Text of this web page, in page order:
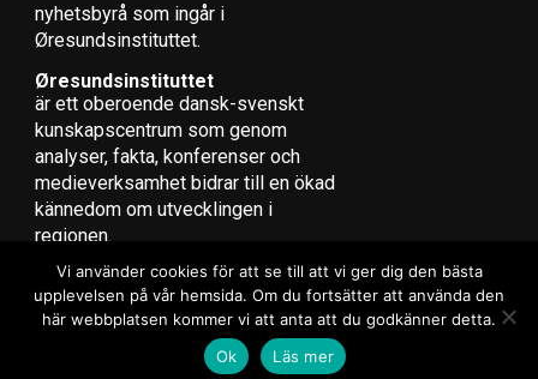
nyhets­byrå som ingår i
Øresundsinstituttet.
Øresundsinstituttet
är ett oberoende dansk-svenskt
kunskapscentrum som genom
analyser, fakta, konferenser och
medieverksamhet bidrar till en ökad
kännedom om utvecklingen i
regionen.
Copyright © 2017 Zox News Theme. Theme by MVP Themes, powered
by WordPress.
Vi använder cookies för att se till att vi ger dig den bästa
upplevelsen på vår hemsida. Om du fortsätter att använda den
här webbplatsen kommer vi att anta att du godkänner detta.
Ok
Läs mer